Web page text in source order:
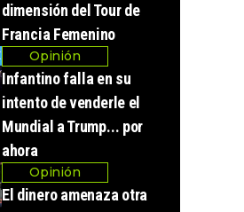
dimensión del Tour de
Francia Femenino
Opinión
Infantino falla en su
intento de venderle el
Mundial a Trump... por
ahora
Opinión
El dinero amenaza otra